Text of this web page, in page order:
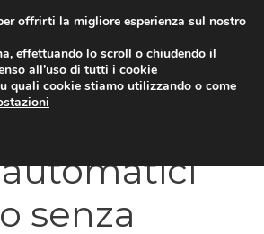
senza
offrirti la migliore esperienza sul nostro
effettuando lo scroll o chiudendo il
all’uso di tutti i cookie
quali cookie stiamo utilizzando o come